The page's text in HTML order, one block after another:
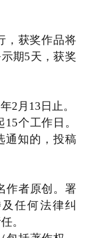
获奖作品将
期5天，获奖
年2 月 13日止。
15个工作日。
通知的，投稿
作者原创。署
任何法律纠
。